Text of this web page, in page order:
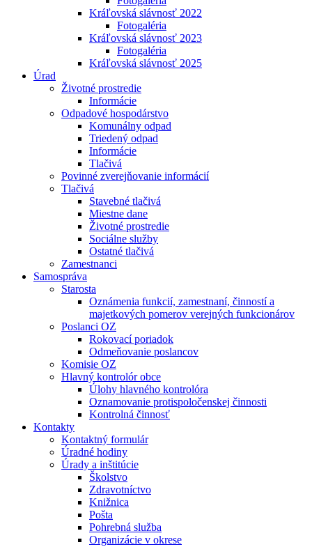
Kráľovská slávnosť 2022
Fotogaléria
Kráľovská slávnosť 2023
Fotogaléria
Kráľovská slávnosť 2025
Úrad
Životné prostredie
Informácie
Odpadové hospodárstvo
Komunálny odpad
Triedený odpad
Informácie
Tlačivá
Povinné zverejňovanie informácií
Tlačivá
Stavebné tlačivá
Miestne dane
Životné prostredie
Sociálne služby
Ostatné tlačivá
Zamestnanci
Samospráva
Starosta
Oznámenia funkcií, zamestnaní, činností a
majetkových pomerov verejných funkcionárov
Poslanci OZ
Rokovací poriadok
Odmeňovanie poslancov
Komisie OZ
Hlavný kontrolór obce
Úlohy hlavného kontrolóra
Oznamovanie protispoločenskej činnosti
Kontrolná činnosť
Kontakty
Kontaktný formulár
Úradné hodiny
Úrady a inštitúcie
Školstvo
Zdravotníctvo
Knižnica
Pošta
Pohrebná služba
Organizácie v okrese